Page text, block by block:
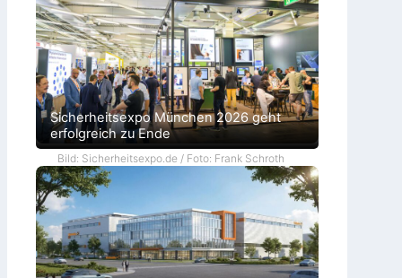
Sicherheitsexpo München 2026 geht
erfolgreich zu Ende
Bild: Sicherheitsexpo.de / Foto: Frank Schroth